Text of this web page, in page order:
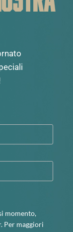
momento,
Per maggiori